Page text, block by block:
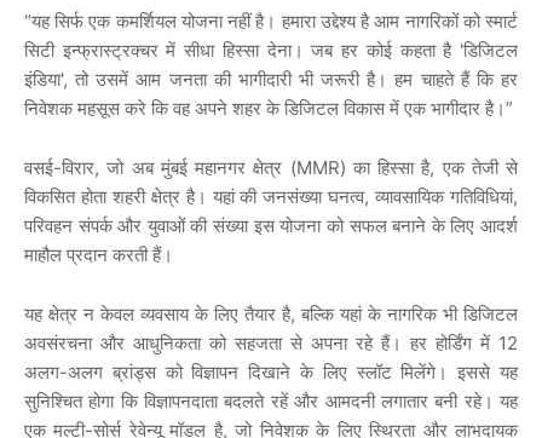
“यह सिर्फ एक कमर्शियल योजना नहीं है। हमारा उद्देश्य है आम नागरिकों को स्मार्ट
सिटी इन्फ्रास्ट्रक्चर में सीधा हिस्सा देना। जब हर कोई कहता है 'डिजिटल
इंडिया', तो उसमें आम जनता की भागीदारी भी जरूरी है। हम चाहते हैं कि हर
निवेशक महसूस करे कि वह अपने शहर के डिजिटल विकास में एक भागीदार है।”
वसई-विरार, जो अब मुंबई महानगर क्षेत्र (MMR) का हिस्सा है, एक तेजी से
विकसित होता शहरी क्षेत्र है। यहां की जनसंख्या घनत्व, व्यावसायिक गतिविधियां,
परिवहन संपर्क और युवाओं की संख्या इस योजना को सफल बनाने के लिए आदर्श
माहौल प्रदान करती हैं।
यह क्षेत्र न केवल व्यवसाय के लिए तैयार है, बल्कि यहां के नागरिक भी डिजिटल
अवसंरचना और आधुनिकता को सहजता से अपना रहे हैं। हर होर्डिंग में 12
अलग-अलग ब्रांड्स को विज्ञापन दिखाने के लिए स्लॉट मिलेंगे। इससे यह
सुनिश्चित होगा कि विज्ञापनदाता बदलते रहें और आमदनी लगातार बनी रहे। यह
एक मल्टी-सोर्स रेवेन्यू मॉडल है, जो निवेशक के लिए स्थिरता और लाभदायक